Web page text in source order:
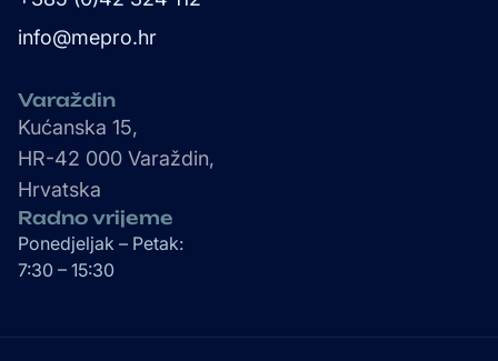
info@mepro.hr
Varaždin
Kućanska 15,
HR-42 000 Varaždin,
Hrvatska
Radno vrijeme
Ponedjeljak – Petak:
7:30 – 15:30